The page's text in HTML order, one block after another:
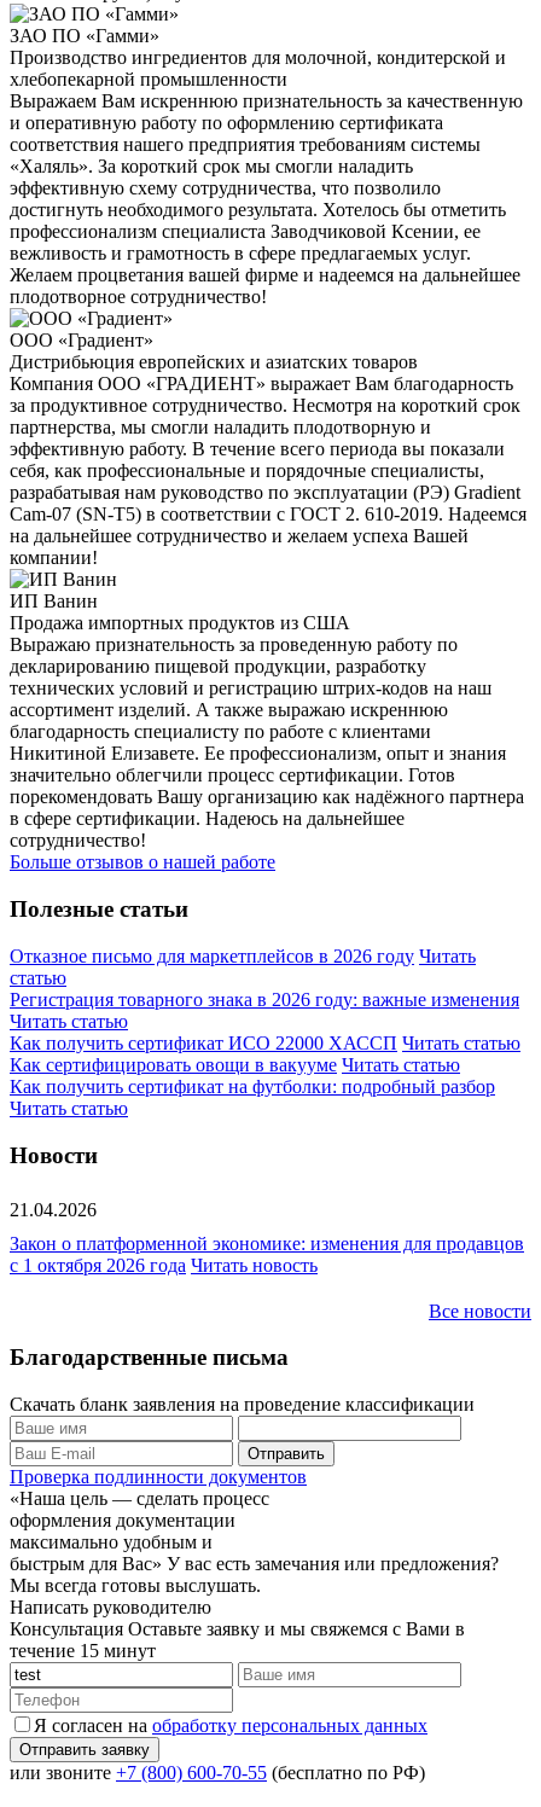
ЗАО ПО «Гамми»
Производство ингредиентов для молочной, кондитерской и
хлебопекарной промышленности
Выражаем Вам искреннюю признательность за качественную
и оперативную работу по оформлению сертификата
соответствия нашего предприятия требованиям системы
«Халяль». За короткий срок мы смогли наладить
эффективную схему сотрудничества, что позволило
достигнуть необходимого результата. Хотелось бы отметить
профессионализм специалиста Заводчиковой Ксении, ее
вежливость и грамотность в сфере предлагаемых услуг.
Желаем процветания вашей фирме и надеемся на дальнейшее
плодотворное сотрудничество!
ООО «Градиент»
Дистрибьюция европейских и азиатских товаров
Компания ООО «ГРАДИЕНТ» выражает Вам благодарность
за продуктивное сотрудничество. Несмотря на короткий срок
партнерства, мы смогли наладить плодотворную и
эффективную работу. В течение всего периода вы показали
себя, как профессиональные и порядочные специалисты,
разрабатывая нам руководство по эксплуатации (РЭ) Gradient
Cam-07 (SN-T5) в соответствии с ГОСТ 2. 610-2019. Надеемся
на дальнейшее сотрудничество и желаем успеха Вашей
компании!
ИП Ванин
Продажа импортных продуктов из США
Выражаю признательность за проведенную работу по
декларированию пищевой продукции, разработку
технических условий и регистрацию штрих-кодов на наш
ассортимент изделий. А также выражаю искреннюю
благодарность специалисту по работе с клиентами
Никитиной Елизавете. Ее профессионализм, опыт и знания
значительно облегчили процесс сертификации. Готов
порекомендовать Вашу организацию как надёжного партнера
в сфере сертификации. Надеюсь на дальнейшее
сотрудничество!
Больше отзывов о нашей работе
Полезные статьи
Отказное письмо для маркетплейсов в 2026 году Читать
статью
Регистрация товарного знака в 2026 году: важные изменения
Читать статью
Как получить сертификат ИСО 22000 ХАССП Читать статью
Как сертифицировать овощи в вакууме Читать статью
Как получить сертификат на футболки: подробный разбор
Читать статью
Новости
21.04.2026
Закон о платформенной экономике: изменения для продавцов
с 1 октября 2026 года Читать новость
Все новости
Благодарственные письма
Скачать бланк заявления на проведение классификации
Проверка подлинности документов
«Наша цель — сделать процесс
оформления документации
максимально удобным и
быстрым для Вас» У вас есть замечания или предложения?
Мы всегда готовы выслушать.
Написать руководителю
Консультация Оставьте заявку и мы свяжемся с Вами в
течение 15 минут
Я согласен на обработку персональных данных
или звоните +7 (800) 600-70-55 (бесплатно по РФ)